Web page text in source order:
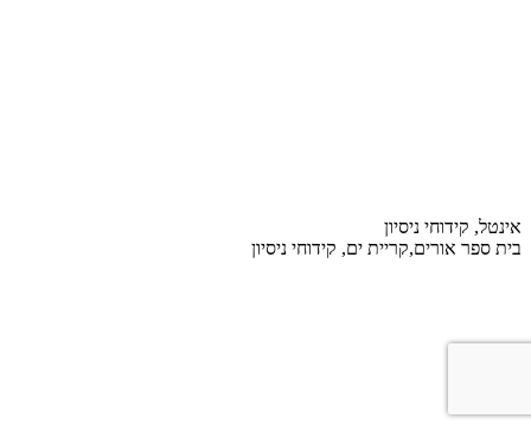
אינטל, קידוחי ניסיון
בית ספר אורים,קריית ים, קידוחי ניסיון